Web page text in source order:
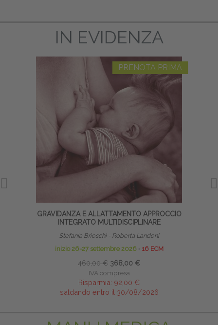
IN EVIDENZA
PRENOTA PRIMA
GRAVIDANZA E ALLATTAMENTO APPROCCIO
INTEGRATO MULTIDISCIPLINARE
Stefania Brioschi - Roberta Landoni
inizio 26-27 settembre 2026 ∙ 16 ECM
460,00 € 368,00 €
IVA compresa
Risparmia: 92,00 €
saldando entro il 30/08/2026